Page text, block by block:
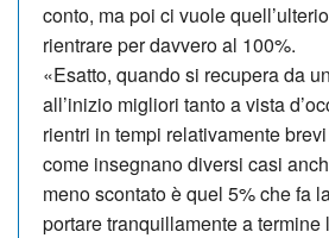
conto, ma poi ci vuole
rientrare per davvero al 100%.
«Esatto, quando si recupera da
all’inizio migliori tanto a vista
rientri in tempi relativamente
come insegnano diversi casi
meno scontato è quel 5% che fa
portare tranquillamente a termine